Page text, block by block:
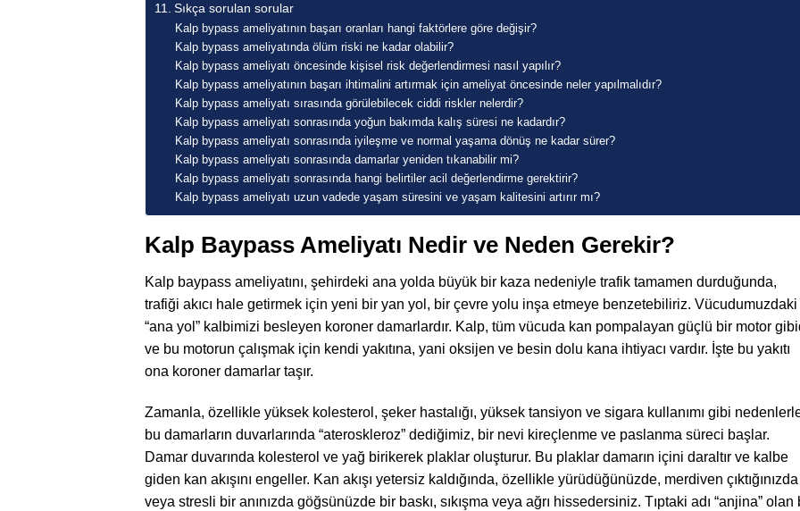
Sıkça sorulan sorular
Kalp bypass ameliyatının başarı oranları hangi faktörlere göre değişir?
Kalp bypass ameliyatında ölüm riski ne kadar olabilir?
Kalp bypass ameliyatı öncesinde kişisel risk değerlendirmesi nasıl yapılır?
Kalp bypass ameliyatının başarı ihtimalini artırmak için ameliyat öncesinde neler yapılmalıdır?
Kalp bypass ameliyatı sırasında görülebilecek ciddi riskler nelerdir?
Kalp bypass ameliyatı sonrasında yoğun bakımda kalış süresi ne kadardır?
Kalp bypass ameliyatı sonrasında iyileşme ve normal yaşama dönüş ne kadar sürer?
Kalp bypass ameliyatı sonrasında damarlar yeniden tıkanabilir mi?
Kalp bypass ameliyatı sonrasında hangi belirtiler acil değerlendirme gerektirir?
Kalp bypass ameliyatı uzun vadede yaşam süresini ve yaşam kalitesini artırır mı?
Kalp Baypass Ameliyatı Nedir ve Neden Gerekir?
Kalp baypass ameliyatını, şehirdeki ana yolda büyük bir kaza nedeniyle trafik tamamen durduğunda,
trafiği akıcı hale getirmek için yeni bir yan yol, bir çevre yolu inşa etmeye benzetebiliriz. Vücudumuzdaki
“ana yol” kalbimizi besleyen koroner damarlardır. Kalp, tüm vücuda kan pompalayan güçlü bir motor
ve bu motorun çalışmak için kendi yakıtına, yani oksijen ve besin dolu kana ihtiyacı vardır. İşte bu yakıtı
ona koroner damarlar taşır.
Zamanla, özellikle yüksek kolesterol, şeker hastalığı, yüksek tansiyon ve sigara kullanımı gibi
bu damarların duvarlarında “ateroskleroz” dediğimiz, bir nevi kireçlenme ve paslanma süreci başlar.
Damar duvarında kolesterol ve yağ birikerek plaklar oluşturur. Bu plaklar damarın içini daraltır ve kalbe
giden kan akışını engeller. Kan akışı yetersiz kaldığında, özellikle yürüdüğünüzde, merdiven çıktığınızda
veya stresli bir anınızda göğsünüzde bir baskı, sıkışma veya ağrı hissedersiniz. Tıptaki adı “anjina” olan